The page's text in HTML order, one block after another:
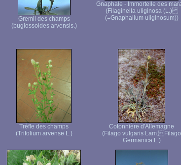
Gremil des champs
(buglossoides arvensis.)
Gnaphale - Immortelle des
(Filaginella uliginosa (L.)
(=Gnaphalium uliginosum))
Trèfle des champs
(Trifolium arvense L.)
Cotonnière d'Allemagne
(Filago vulgaris Lam. Filago
Germanica L.)